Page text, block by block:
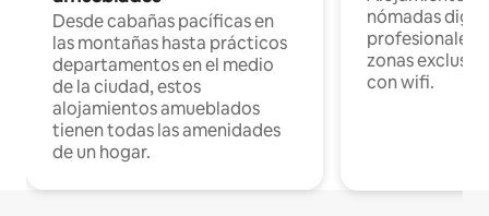
Desde cabañas pacíficas en
las montañas hasta prácticos
departamentos en el medio
de la ciudad, estos
alojamientos amueblados
tienen todas las amenidades
de un hogar.
nómadas
profesionales
zonas
con wifi.